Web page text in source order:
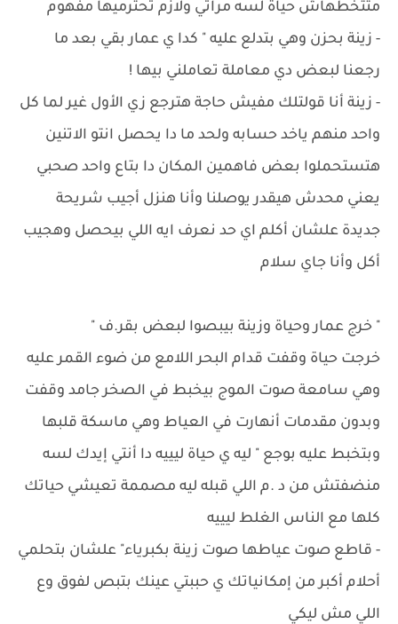
متتخطهاش حياة لسه مراتي ولازم تحترميها مفهوم
- ‏زينة بحزن وهي بتدلع عليه " كدا ي عمار بقي بعد ما
رجعنا لبعض دي معاملة تعاملني بيها !
- ‏زينة أنا قولتلك مفيش حاجة هترجع زي الأول غير لما كل
واحد منهم ياخد حسابه ولحد ما دا يحصل انتو الاتنين
هتستحملوا بعض فاهمين المكان دا بتاع واحد صحبي
يعني محدش هيقدر يوصلنا وأنا هنزل أجيب شريحة
جديدة علشان أكلم اي حد نعرف ايه اللي بيحصل وهجيب
أكل وأنا جاي سلام
" خرج عمار وحياة وزينة بيبصوا لبعض بقر.ف "
خرجت حياة وقفت قدام البحر اللامع من ضوء القمر عليه
وهي سامعة صوت الموج بيخبط في الصخر جامد وقفت
وبدون مقدمات أنهارت في العياط وهي ماسكة قلبها
وبتخبط عليه بوجع " ليه ي حياة ليييه دا أنتي إيدك لسه
منضفتش من د .م اللي قبله ليه مصممة تعيشي حياتك
كلها مع الناس الغلط ليييه
- قاطع صوت عياطها صوت زينة بكبرياء" علشان بتحلمي
أحلام أكبر من إمكانياتك ي حببتي عينك بتبص لفوق وع
اللي مش ليكي